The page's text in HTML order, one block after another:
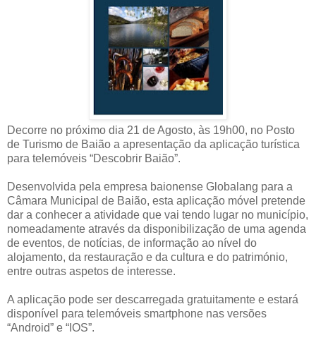
Decorre no próximo dia 21 de Agosto, às 19h00, no Posto
de Turismo de Baião a apresentação da aplicação turística
para telemóveis “Descobrir Baião”.
Desenvolvida pela empresa baionense Globalang para a
Câmara Municipal de Baião, esta aplicação móvel pretende
dar a conhecer a atividade que vai tendo lugar no município,
nomeadamente através da disponibilização de uma agenda
de eventos, de notícias, de informação ao nível do
alojamento, da restauração e da cultura e do património,
entre outras aspetos de interesse.
A aplicação pode ser descarregada gratuitamente e estará
disponível para telemóveis smartphone nas versões
“Android” e “IOS”.